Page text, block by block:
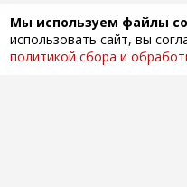
Мы используем файлы
использовать сайт, вы
политикой сбора и
Главная Каталог